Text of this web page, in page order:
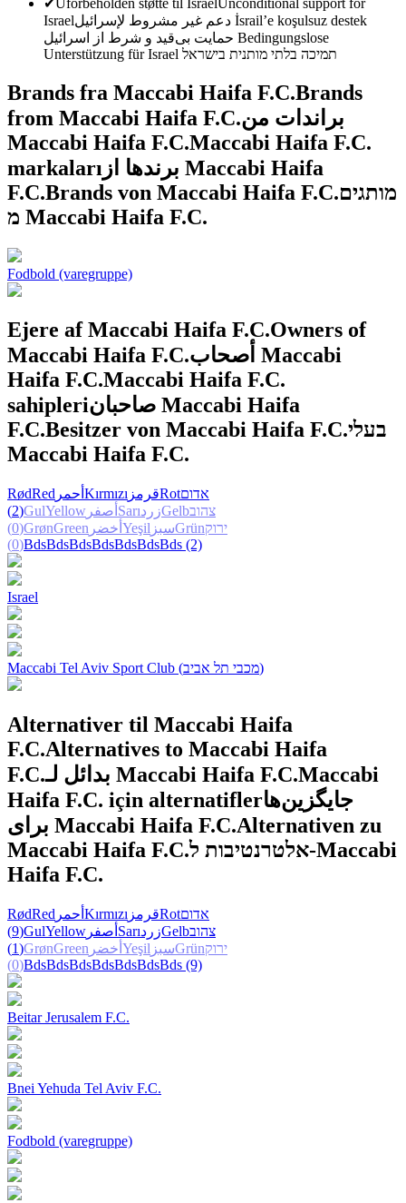
Israel
İsrail’e koşulsuz destek
Bedingungslose
Unterstützung für Israel תמיכה בלתי מותנית בישראל
Brands fra Maccabi Haifa F.C.Brands
from Maccabi Haifa F.C.براندات من
Maccabi Haifa F.C.Maccabi Haifa F.C.
markaları برندها از Maccabi Haifa
F.C.Brands von Maccabi Haifa F.C.מותגים
מ Maccabi Haifa F.C.
Fodbold (varegruppe)
Ejere af Maccabi Haifa F.C.Owners of
Maccabi Haifa F.C.أصحاب Maccabi
Haifa F.C.Maccabi Haifa F.C.
sahipleriصاحبان Maccabi Haifa
F.C.Besitzer von Maccabi Haifa F.C.בעלי
Maccabi Haifa F.C.
RødRed أحمر Kırmızı قرمزRotאדום
(2)GulYellow أصفر SarıزردGelbצהוב
(0)GrønGreen أخضر Yeşil سبزGrünירוק
(0)BdsBdsBdsBdsBdsBdsBds (2)
Israel
Maccabi Tel Aviv Sport Club (מכבי תל אביב)
Alternativer til Maccabi Haifa
F.C.Alternatives to Maccabi Haifa
F.C.
بدائل لـ Maccabi Haifa F.C.Maccabi
Haifa F.C. için alternatiflerجایگزین‌ها
برای Maccabi Haifa F.C.Alternativen zu
Maccabi Haifa F.C.אלטרנטיבות ל-Maccabi
Haifa F.C.
RødRed أحمر Kırmızı قرمزRotאדום
(9)GulYellow أصفر SarıزردGelbצהוב
(1)GrønGreen أخضر Yeşil سبزGrünירוק
(0)BdsBdsBdsBdsBdsBdsBds (9)
Beitar Jerusalem F.C.
Bnei Yehuda Tel Aviv F.C.
Fodbold (varegruppe)